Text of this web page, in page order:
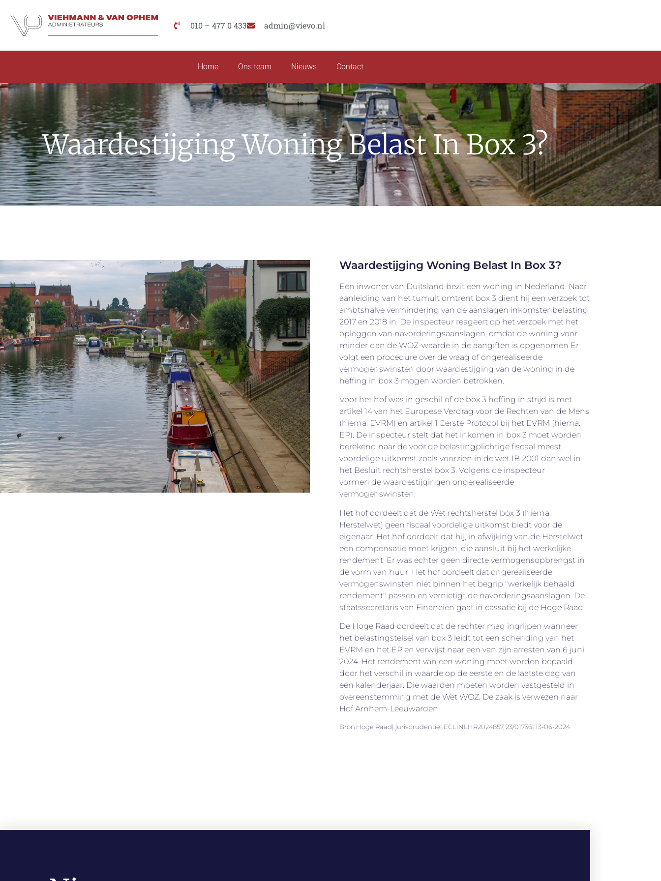
010 – 477 0 433 admin@vievo.nl
Home Ons team Nieuws Contact
Waardestijging Woning Belast In Box 3?
Waardestijging Woning Belast In Box 3?
Een inwoner van Duitsland bezit een woning in Nederland. Naar
aanleiding van het tumult omtrent box 3 dient hij een verzoek tot
ambtshalve vermindering van de aanslagen inkomstenbelasting
2017 en 2018 in. De inspecteur reageert op het verzoek met het
opleggen van navorderingsaanslagen, omdat de woning voor
minder dan de WOZ-waarde in de aangiften is opgenomen Er
volgt een procedure over de vraag of ongerealiseerde
vermogenswinsten door waardestijging van de woning in de
heffing in box 3 mogen worden betrokken.
Voor het hof was in geschil of de box 3 heffing in strijd is met
artikel 14 van het Europese Verdrag voor de Rechten van de Mens
(hierna: EVRM) en artikel 1 Eerste Protocol bij het EVRM (hierna:
EP). De inspecteur stelt dat het inkomen in box 3 moet worden
berekend naar de voor de belastingplichtige fiscaal meest
voordelige uitkomst zoals voorzien in de wet IB 2001 dan wel in
het Besluit rechtsherstel box 3. Volgens de inspecteur
vormen de waardestijgingen ongerealiseerde
vermogenswinsten.
Het hof oordeelt dat de Wet rechtsherstel box 3 (hierna:
Herstelwet) geen fiscaal voordelige uitkomst biedt voor de
eigenaar. Het hof oordeelt dat hij, in afwijking van de Herstelwet,
een compensatie moet krijgen, die aansluit bij het werkelijke
rendement. Er was echter geen directe vermogensopbrengst in
de vorm van huur. Het hof oordeelt dat ongerealiseerde
vermogenswinsten niet binnen het begrip "werkelijk behaald
rendement" passen en vernietigt de navorderingsaanslagen. De
staatssecretaris van Financiën gaat in cassatie bij de Hoge Raad.
De Hoge Raad oordeelt dat de rechter mag ingrijpen wanneer
het belastingstelsel van box 3 leidt tot een schending van het
EVRM en het EP en verwijst naar een van zijn arresten van 6 juni
2024. Het rendement van een woning moet worden bepaald
door het verschil in waarde op de eerste en de laatste dag van
een kalenderjaar. Die waarden moeten worden vastgesteld in
overeenstemming met de Wet WOZ. De zaak is verwezen naar
Hof Arnhem-Leeuwarden.
Bron:Hoge Raad| jurisprudentie| ECLINLHR2024857, 23/01736| 13-06-2024